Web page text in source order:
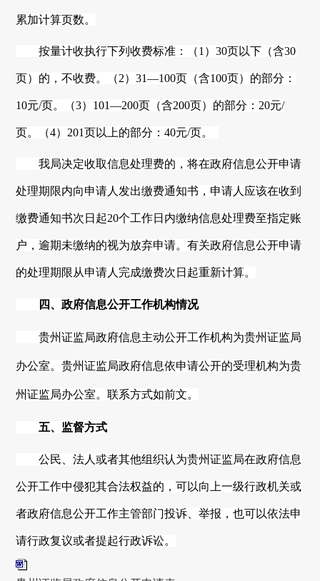
累加计算页数。
按量计收执行下列收费标准：（1）30页以下（含30
页）的，不收费。（2）31—100页（含100页）的部分：
10元/页。（3）101—200页（含200页）的部分：20元/
页。（4）201页以上的部分：40元/页。
我局决定收取信息处理费的，将在政府信息公开申请
处理期限内向申请人发出缴费通知书，申请人应该在收到
缴费通知书次日起20个工作日内缴纳信息处理费至指定账
户，逾期未缴纳的视为放弃申请。有关政府信息公开申请
的处理期限从申请人完成缴费次日起重新计算。
四、政府信息公开工作机构情况
贵州证监局政府信息主动公开工作机构为贵州证监局
办公室。贵州证监局政府信息依申请公开的受理机构为贵
州证监局办公室。联系方式如前文。
五、监督方式
公民、法人或者其他组织认为贵州证监局在政府信息
公开工作中侵犯其合法权益的，可以向上一级行政机关或
者政府信息公开工作主管部门投诉、举报，也可以依法申
请行政复议或者提起行政诉讼。